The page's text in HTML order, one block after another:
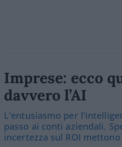
Imprese: ecco
davvero l’AI
L'entusiasmo per
passo ai conti aziendali.
incertezza sul ROI